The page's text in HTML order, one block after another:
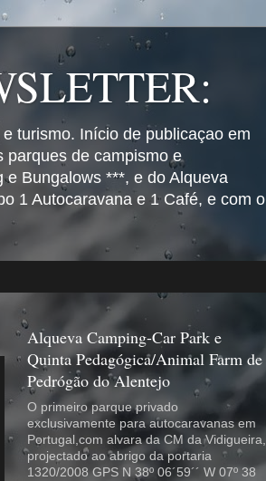
turismo. Início de publicaçao em
parques de campismo e
Bungalows ***, e do Alqueva
1 Autocaravana e 1 Café, e com o
Alqueva Camping-Car Park e
Quinta Pedagógica/Animal Farm de
Pedrógão do Alentejo
O primeiro parque privado
exclusivamente para autocaravanas em
Portugal,com alvara da CM da Vidigueira,
projectado ao abrigo da portaria
1320/2008 GPS N 38º 06´59´´ W 07º 38